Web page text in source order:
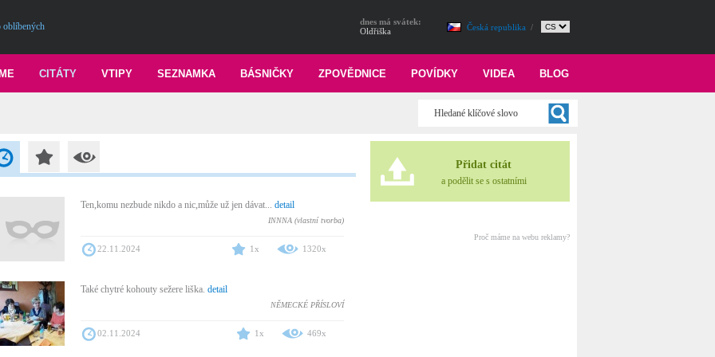
oblíbených Česká republika /
dnes má svátek:
Oldřiška
BLOG
VIDEA
POVÍDKY
ZPOVĚDNICE
BÁSNIČKY
SEZNAMKA
VTIPY
CITÁTY
Ten,komu nezbude nikdo a nic,může už jen dávat... detail
INNNA (vlastní tvorba)
22.11.2024 1x 1320x
Také chytré kohouty sežere liška. detail
NĚMECKÉ PŘÍSLOVÍ
02.11.2024 1x 469x
Přidat citát
a podělit se s ostatními
Proč máme na webu reklamy?